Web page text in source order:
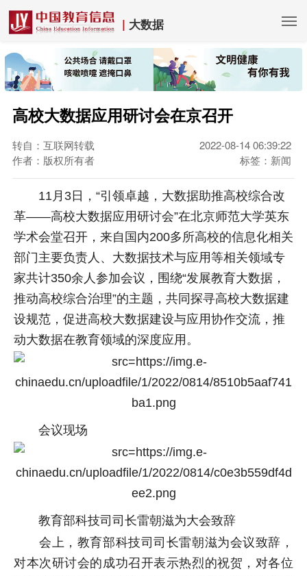
| 大数据
高校大数据应用研讨会在京召开
转自：互联网转载
2022-08-14 06:39:22
作者：版权所有者
标签：新闻
11月3日，“引领卓越，大数据助推高校综合改
革——高校大数据应用研讨会”在北京师范大学英东
学术会堂召开，来自国内200多所高校的信息化相关
部门主要负责人、大数据技术与应用等相关领域专
家共计350余人参加会议，围绕“发展教育大数据，
推动高校综合治理”的主题，共同探寻高校大数据建
设规范，促进高校大数据建设与应用协作交流，推
动大数据在教育领域的深度应用。
会议现场
教育部科技司司长雷朝滋为大会致辞
会上，教育部科技司司长雷朝滋为会议致辞，
对本次研讨会的成功召开表示热烈的祝贺，对各位